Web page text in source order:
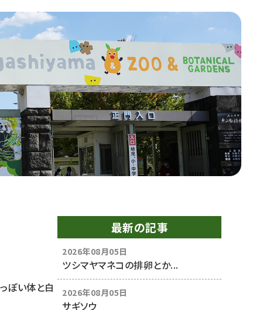
ぽい体と白
最新の記事
2026年08月05日
ツシマヤマネコの排卵とか...
2026年08月05日
サギソウ